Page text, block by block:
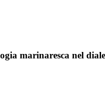
marinaresca nel